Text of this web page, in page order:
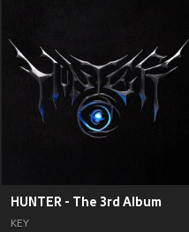
HUNTER - The 3rd Album
KEY